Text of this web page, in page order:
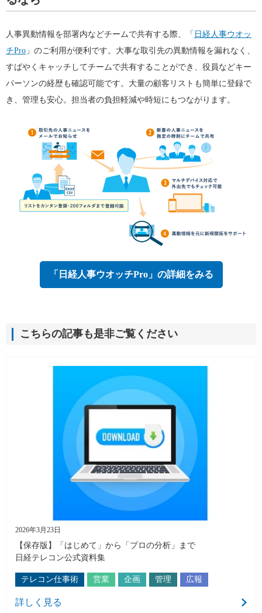
人事異動情報を部署内などチームで共有する際、「 日経人事ウオッ
チPro 」のご利用が便利です。大事な取引先の異動情報を漏れなく、
すばやくキャッチしてチームで共有することができ、役員などキー
パーソンの経歴も確認可能です。大量の顧客リストも簡単に登録で
き、管理も安心。担当者の負担軽減や時短にもつながります。
「日経人事ウオッチPro」の詳細をみる
こちらの記事も是非ご覧ください
2026年3月23日
【保存版】「はじめて」から「プロの分析」まで
日経テレコン公式資料集
テレコン仕事術 営業 企画 管理 広報
詳しく見る